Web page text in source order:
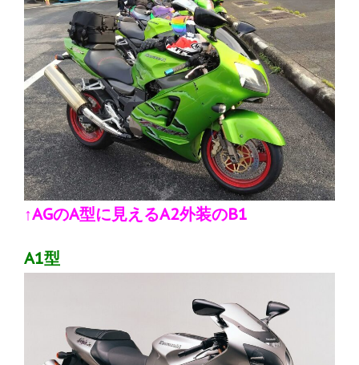
↑AGのA型に見えるA2外装のB1
A1型